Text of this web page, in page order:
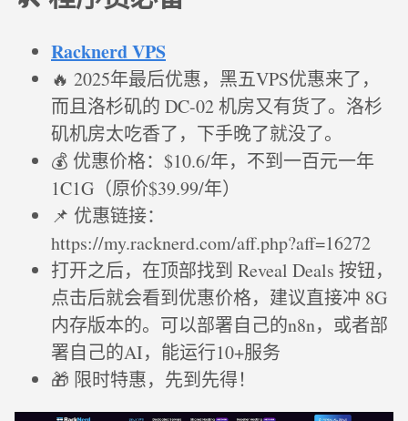
Racknerd VPS
🔥 2025年最后优惠，黑五VPS优惠来了，
而且洛杉矶的 DC-02 机房又有货了。洛杉
矶机房太吃香了，下手晚了就没了。
💰 优惠价格：$10.6/年，不到一百元一年
1C1G（原价$39.99/年）
📌 优惠链接：
https://my.racknerd.com/aff.php?aff=16272
打开之后，在顶部找到 Reveal Deals 按钮，
点击后就会看到优惠价格，建议直接冲 8G
内存版本的。可以部署自己的n8n，或者部
署自己的AI，能运行10+服务
🎁 限时特惠，先到先得！